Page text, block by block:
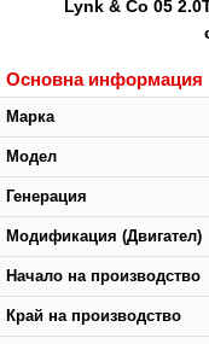
Lynk & Co 05
Основна информация
Марка
Модел
Генерация
Модификация (Двигател)
Начало на производство
Край на производство